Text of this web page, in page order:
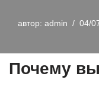
автор: admin 04/
Почему